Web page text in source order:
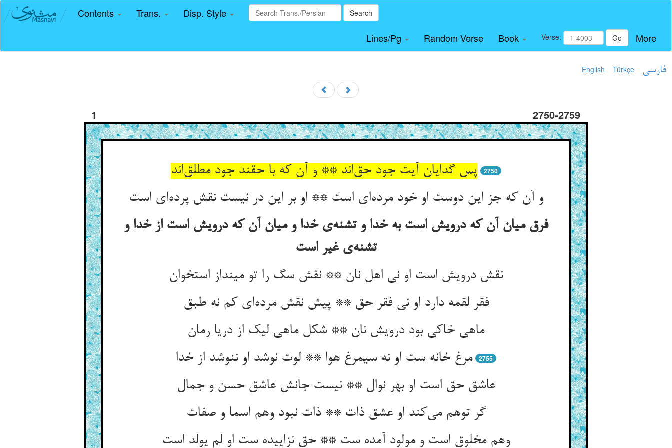
Contents Trans. Disp. Style Search
Lines/Pg Random Verse Book Verse: Go More
English Türkçe فارسی
1 2750-2759
پس گدایان آیت جود حق‌‌اند ** و آن که با حقند جود مطلق‌‌اند 2750
و آن که جز این دوست او خود مرده‌‌ای است ** او بر این در نیست نقش پرده‌‌ای است‌‌
فرق میان آن که درویش است به خدا و تشنه‌‌ی خدا و میان آن که درویش است از خدا و
تشنه‌‌ی غیر است‌‌
فقر لقمه دارد او نی فقر حق ** پیش نقش مرده‌‌ای کم نه طبق‌‌
مرغ خانه ست او نه سیمرغ هوا ** لوت نوشد او ننوشد از خدا
2755
عاشق حق است او بهر نوال ** نیست جانش عاشق حسن و جمال‌‌
گر توهم می‌‌کند او عشق ذات ** ذات نبود وهم اسما و صفات‌‌